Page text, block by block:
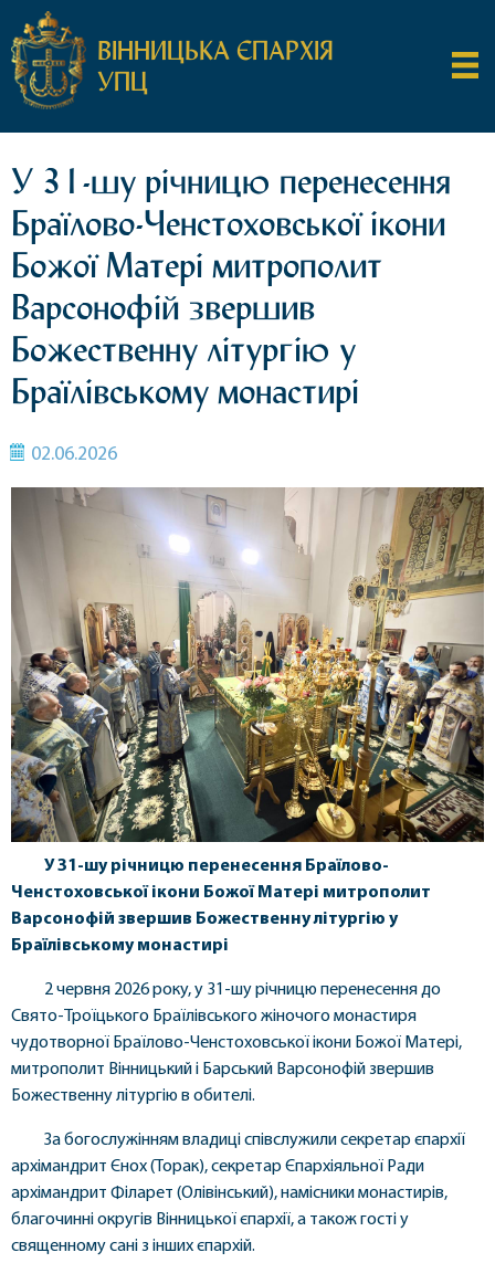
ВІННИЦЬКА ЄПАРХІЯ
УПЦ
У 31-шу річницю перенесення
Браїлово-Ченстоховської ікони
Божої Матері митрополит
Варсонофій звершив
Божественну літургію у
Браїлівському монастирі
02.06.2026
У 31-шу річницю перенесення Браїлово-
Ченстоховської ікони Божої Матері митрополит
Варсонофій звершив Божественну літургію у
Браїлівському монастирі
2 червня 2026 року, у 31-шу річницю перенесення до
Свято-Троїцького Браїлівського жіночого монастиря
чудотворної Браїлово-Ченстоховської ікони Божої Матері,
митрополит Вінницький і Барський Варсонофій звершив
Божественну літургію в обителі.
За богослужінням владиці співслужили секретар єпархії
архімандрит Єнох (Торак), секретар Єпархіяльної Ради
архімандрит Філарет (Олівінський), намісники монастирів,
благочинні округів Вінницької єпархії, а також гості у
священному сані з інших єпархій.